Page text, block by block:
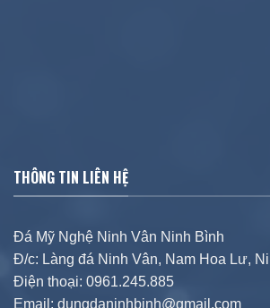
THÔNG TIN LIÊN HỆ
Đá Mỹ Nghệ Ninh Vân Ninh Bình
Đ/c: Làng đá Ninh Vân, Nam Hoa Lư,
Điện thoại: 0961.245.885
Email: dungdaninhbinh@gmail.com